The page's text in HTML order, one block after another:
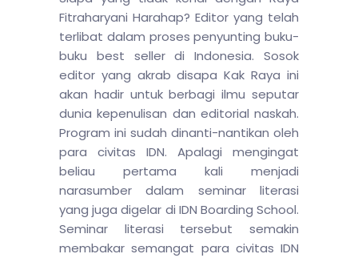
Fitraharyani Harahap? Editor yang telah
terlibat dalam proses penyunting buku-
buku best seller di Indonesia. Sosok
editor yang akrab disapa Kak Raya ini
akan hadir untuk berbagi ilmu seputar
dunia kepenulisan dan editorial naskah.
Program ini sudah dinanti-nantikan oleh
para civitas IDN. Apalagi mengingat
beliau pertama kali menjadi
narasumber dalam seminar literasi
yang juga digelar di IDN Boarding School.
Seminar literasi tersebut semakin
membakar semangat para civitas IDN